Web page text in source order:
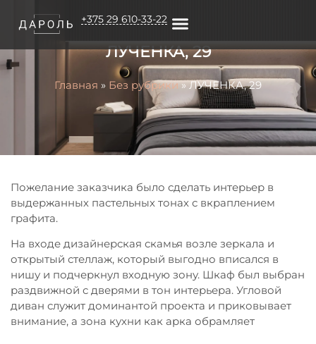
+375 29 610-33-22
ЛУЧЕНКА, 29
Главная » Без рубрики»ЛУЧЕНКА, 29
Пожелание заказчика было сделать интерьер в
выдержанных пастельных тонах с вкраплением
графита.
На входе дизайнерская скамья возле зеркала и
открытый стеллаж, который выгодно вписался в
нишу и подчеркнул входную зону. Шкаф был выбран
раздвижной с дверями в тон интерьера. Угловой
диван служит доминантой проекта и приковывает
внимание, а зона кухни как арка обрамляет